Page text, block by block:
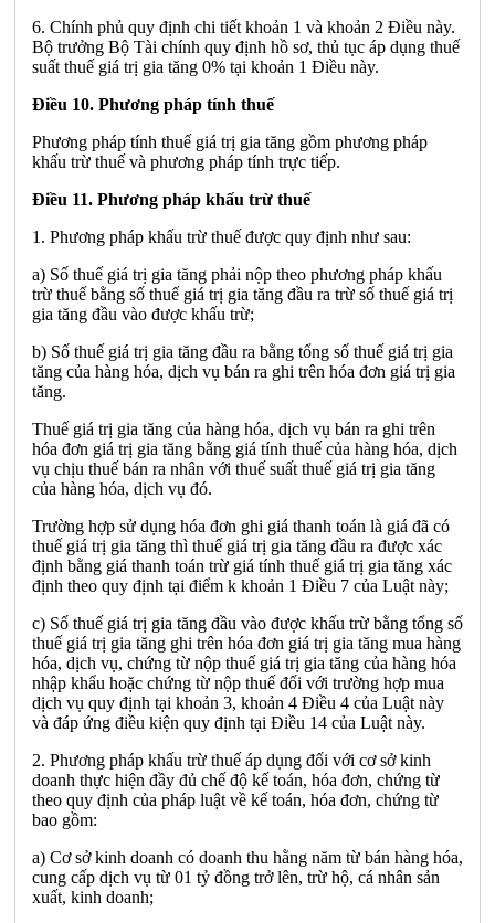
6. Chính phủ quy định chi tiết khoản 1 và khoản 2 Điều này.
Bộ trưởng Bộ Tài chính quy định hồ sơ, thủ tục áp dụng thuế
suất thuế giá trị gia tăng 0% tại khoản 1 Điều này.
Điều 10. Phương pháp tính thuế
Phương pháp tính thuế giá trị gia tăng gồm phương pháp
khấu trừ thuế và phương pháp tính trực tiếp.
Điều 11. Phương pháp khấu trừ thuế
1. Phương pháp khấu trừ thuế được quy định như sau:
a) Số thuế giá trị gia tăng phải nộp theo phương pháp khấu
trừ thuế bằng số thuế giá trị gia tăng đầu ra trừ số thuế giá trị
gia tăng đầu vào được khấu trừ;
b) Số thuế giá trị gia tăng đầu ra bằng tổng số thuế giá trị gia
tăng của hàng hóa, dịch vụ bán ra ghi trên hóa đơn giá trị gia
tăng.
Thuế giá trị gia tăng của hàng hóa, dịch vụ bán ra ghi trên
hóa đơn giá trị gia tăng bằng giá tính thuế của hàng hóa, dịch
vụ chịu thuế bán ra nhân với thuế suất thuế giá trị gia tăng
của hàng hóa, dịch vụ đó.
Trường hợp sử dụng hóa đơn ghi giá thanh toán là giá đã có
thuế giá trị gia tăng thì thuế giá trị gia tăng đầu ra được xác
định bằng giá thanh toán trừ giá tính thuế giá trị gia tăng xác
định theo quy định tại điểm k khoản 1 Điều 7 của Luật này;
c) Số thuế giá trị gia tăng đầu vào được khấu trừ bằng tổng số
thuế giá trị gia tăng ghi trên hóa đơn giá trị gia tăng mua hàng
hóa, dịch vụ, chứng từ nộp thuế giá trị gia tăng của hàng hóa
nhập khẩu hoặc chứng từ nộp thuế đối với trường hợp mua
dịch vụ quy định tại khoản 3, khoản 4 Điều 4 của Luật này
và đáp ứng điều kiện quy định tại Điều 14 của Luật này.
2. Phương pháp khấu trừ thuế áp dụng đối với cơ sở kinh
doanh thực hiện đầy đủ chế độ kế toán, hóa đơn, chứng từ
theo quy định của pháp luật về kế toán, hóa đơn, chứng từ
bao gồm:
a) Cơ sở kinh doanh có doanh thu hằng năm từ bán hàng hóa,
cung cấp dịch vụ từ 01 tỷ đồng trở lên, trừ hộ, cá nhân sản
xuất, kinh doanh;